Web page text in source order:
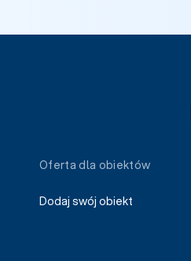
Oferta dla obiektów
Dodaj swój obiekt